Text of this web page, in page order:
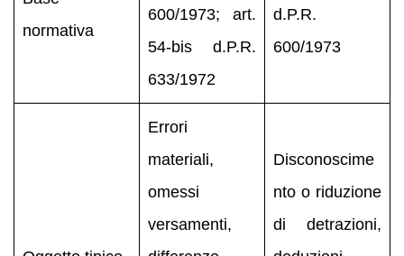
normativa
600/1973; art.
54-bis d.P.R.
633/1972
d.P.R.
600/1973
Errori
materiali,
omessi
versamenti,
Disconoscime
nto o riduzione
di detrazioni,